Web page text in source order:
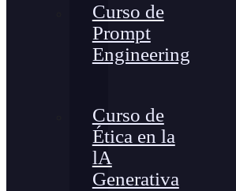
Curso de
Prompt
Engineering
Curso de
Ética en la
lA
Generativa